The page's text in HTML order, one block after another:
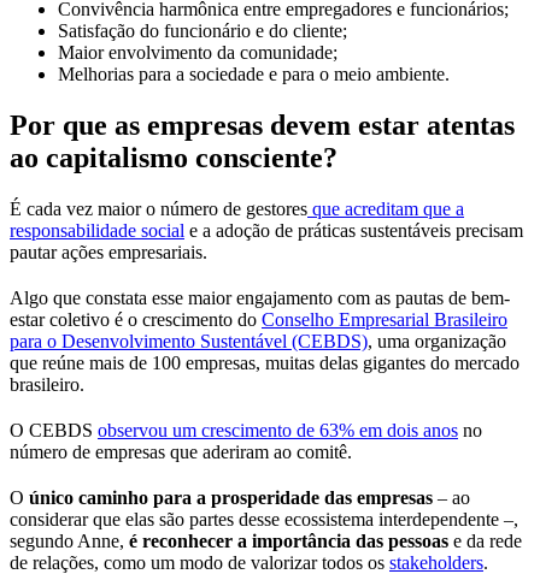
Convivência harmônica entre empregadores e funcionários;
Satisfação do funcionário e do cliente;
Maior envolvimento da comunidade;
Melhorias para a sociedade e para o meio ambiente.
Por que as empresas devem estar atentas
ao capitalismo consciente?
É cada vez maior o número de gestores que acreditam que a
responsabilidade social e a adoção de práticas sustentáveis precisam
pautar ações empresariais.
Algo que constata esse maior engajamento com as pautas de bem-
estar coletivo é o crescimento do Conselho Empresarial Brasileiro
para o Desenvolvimento Sustentável (CEBDS), uma organização
que reúne mais de 100 empresas, muitas delas gigantes do mercado
brasileiro.
O CEBDS observou um crescimento de 63% em dois anos no
número de empresas que aderiram ao comitê.
O único caminho para a prosperidade das empresas – ao
considerar que elas são partes desse ecossistema interdependente –,
segundo Anne, é reconhecer a importância das pessoas e da rede
de relações, como um modo de valorizar todos os stakeholders.